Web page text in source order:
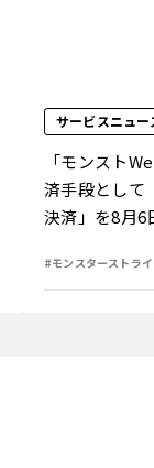
サービスニュー
「モンスト
済手段として
決済」を8月6
#モンスターストラ